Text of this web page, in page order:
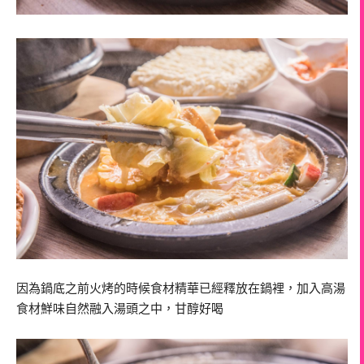
因為鍋底之前火烤的時候食材精華已經釋放在鍋裡，加入高湯
食材鮮味自然融入湯頭之中，甘醇好喝